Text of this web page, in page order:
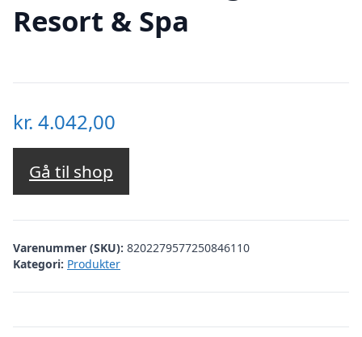
Resort & Spa
kr. 4.042,00
Gå til shop
Varenummer (SKU): 8202279577250846110
Kategori: Produkter